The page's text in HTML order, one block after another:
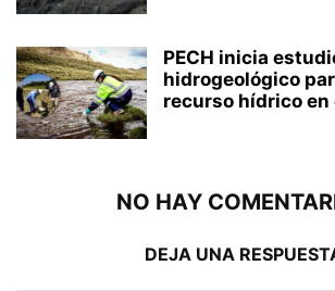
PECH inicia
hidrogeológico
recurso hídrico en
NO HAY
DEJA UNA